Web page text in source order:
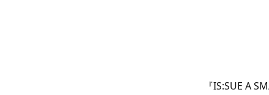
『IS:SUE A